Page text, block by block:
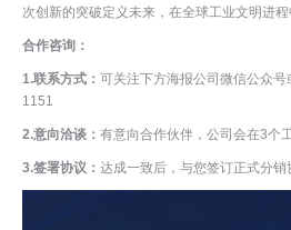
次创新的突破定义未来，在全球工业文明进程
合作咨询：
1.联系方式： 可关注下方海报公司微信公众
1151
2.意向洽谈： 有意向合作伙伴，公司会在3个
3.签署协议： 达成一致后，与您签订正式分销